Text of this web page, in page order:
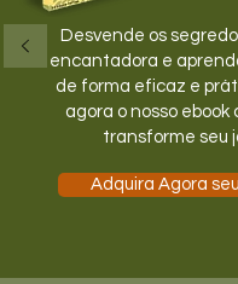
Desvende os
encantadora e
de forma eficaz e
agora o nosso ebook
transforme seu
Adquira Agora